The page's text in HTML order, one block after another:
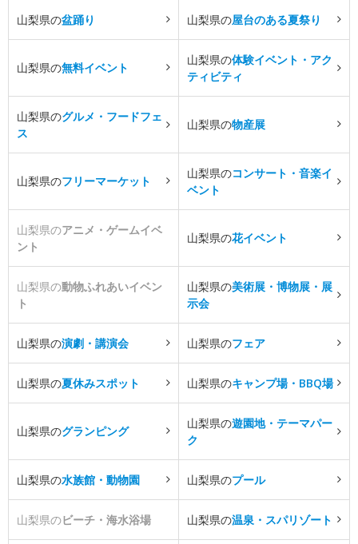
山梨県の盆踊り 山梨県の屋台のある夏祭り
山梨県の無料イベント
山梨県の体験イベント・アク
ティビティ
山梨県のグルメ・フードフェ
ス
山梨県の物産展
山梨県のフリーマーケット
山梨県のコンサート・音楽イ
ベント
山梨県のアニメ・ゲームイベ
ント
山梨県の花イベント
山梨県の動物ふれあいイベン
ト
山梨県の美術展・博物展・展
示会
山梨県の演劇・講演会 山梨県のフェア
山梨県の夏休みスポット 山梨県のキャンプ場・BBQ場
山梨県のグランピング
山梨県の遊園地・テーマパー
ク
山梨県の水族館・動物園 山梨県のプール
山梨県のビーチ・海水浴場 山梨県の温泉・スパリゾート